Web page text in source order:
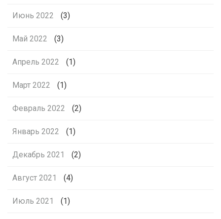
Июнь 2022 (3)
Май 2022 (3)
Апрель 2022 (1)
Март 2022 (1)
Февраль 2022 (2)
Январь 2022 (1)
Декабрь 2021 (2)
Август 2021 (4)
Июль 2021 (1)